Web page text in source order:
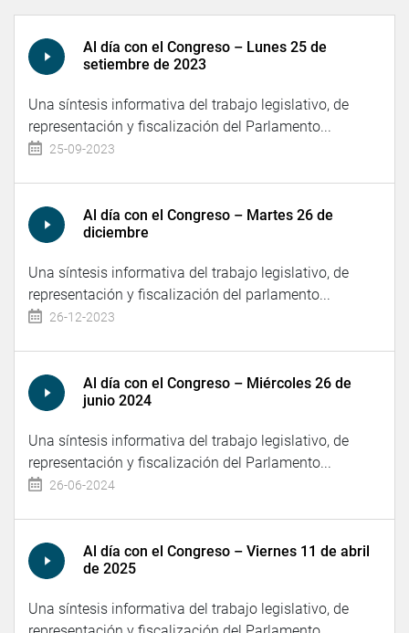
Al día con el Congreso – Lunes 25 de
setiembre de 2023
Una síntesis informativa del trabajo legislativo, de
representación y fiscalización del Parlamento...
25-09-2023
Al día con el Congreso – Martes 26 de
diciembre
Una síntesis informativa del trabajo legislativo, de
representación y fiscalización del parlamento...
26-12-2023
Al día con el Congreso – Miércoles 26 de
junio 2024
Una síntesis informativa del trabajo legislativo, de
representación y fiscalización del Parlamento...
26-06-2024
Al día con el Congreso – Viernes 11 de abril
de 2025
Una síntesis informativa del trabajo legislativo, de